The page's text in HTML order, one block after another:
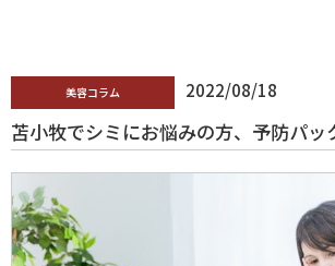
美容コラム 2022/08/18
苫小牧でシミにお悩みの方、予防パッ